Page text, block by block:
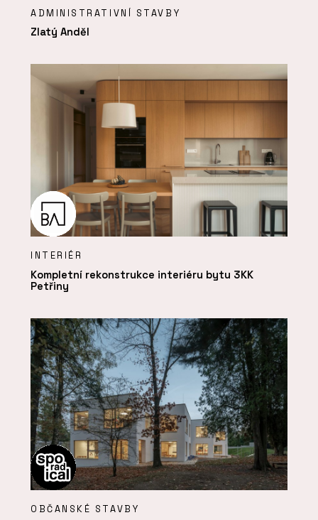
ADMINISTRATIVNÍ STAVBY
Zlatý Anděl
INTERIÉR
Kompletní rekonstrukce interiéru bytu 3KK
Petřiny
OBČANSKÉ STAVBY